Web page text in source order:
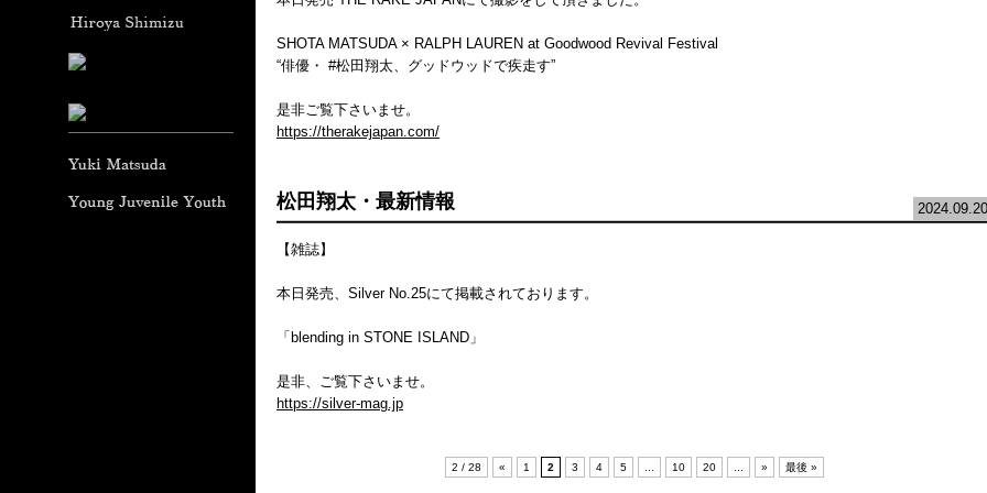
SHOTA MATSUDA × RALPH LAUREN at Goodwood Revival Festival
“俳優・ #松田翔太、グッドウッドで疾走す”
是非ご覧下さいませ。
https://therakejapan.com/
松田翔太・最新情報 2024.09.20
【雑誌】
本日発売、Silver No.25にて掲載されております。
「blending in STONE ISLAND」
是非、ご覧下さいませ。
https://silver-mag.jp
2 / 28 « 1 2 3 4 5 10 20 » 最後 »